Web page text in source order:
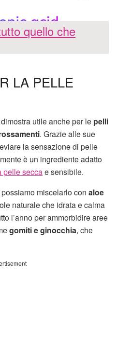
quello che
LA PELLE
utile anche per le pelli
. Grazie alle sue
la sensazione di pelle
è un ingrediente adatto
pelle seccae sensibile.
miscelarlo con aloe
naturale che idrata e calma
l’anno per ammorbidire aree
gomiti e ginocchia, che